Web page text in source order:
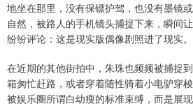
地坐在那里，没有保镖护驾，也没有墨镜
自然，被路人的手机镜头捕捉下来，瞬间
纷纷评论：这是现实版偶像剧照进了现实。
在近期的其他街拍中，朱珠也频频被捕捉
箱匆忙赶路，或者穿着随性骑着小电驴穿
被娱乐圈所谓白幼瘦的标准束缚，而是展